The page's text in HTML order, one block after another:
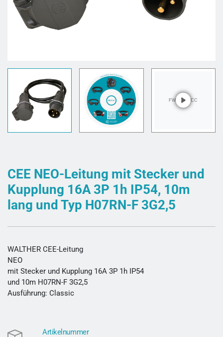
CEE NEO-Leitung mit Stecker und
Kupplung 16A 3P 1h IP54, 10m
lang und Typ H07RN-F 3G2,5
WALTHER CEE-Leitung
NEO
mit Stecker und Kupplung 16A 3P 1h IP54
und 10m H07RN-F 3G2,5
Ausführung: Classic
Artikelnummer